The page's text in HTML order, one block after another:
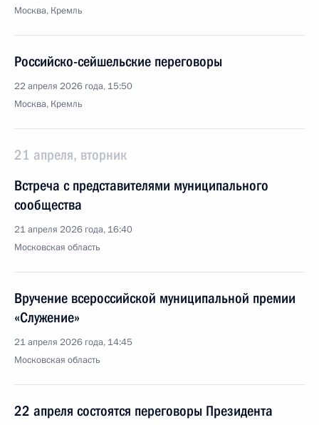
Москва, Кремль
Российско-сейшельские переговоры
22 апреля 2026 года, 15:50
Москва, Кремль
21 апреля, вторник
Встреча с представителями муниципального
сообщества
21 апреля 2026 года, 16:40
Московская область
Вручение всероссийской муниципальной премии
«Служение»
21 апреля 2026 года, 14:45
Московская область
22 апреля состоятся переговоры Президента